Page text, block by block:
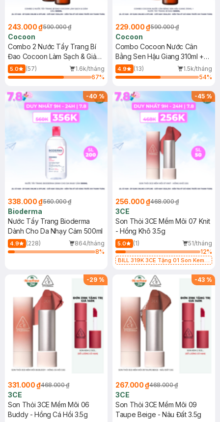
243.000 ₫590.000 ₫
Cocoon
Combo 2 Nước Tẩy Trang Bí
Đao Cocoon Làm Sạch & Giảm
Dầu 500ml
5.0 (57)
1.6k/tháng
67%
229.000 ₫590.000 ₫
Cocoon
Combo Cocoon Nước Cân
Bằng Sen Hậu Giang 310ml +
Nước Tẩy Trang Bí Đao 500ml
4.9 (13)
1.5k/tháng
54%
-40%
338.000 ₫560.000 ₫
Bioderma
Nước Tẩy Trang Bioderma
Dành Cho Da Nhạy Cảm 500ml
4.9 (228)
864/tháng
8%
-45%
256.000 ₫468.000 ₫
3CE
Son Thỏi 3CE Mềm Môi 07 Knit
- Hồng Khô 3.5g
5.0 (1)
51/tháng
12%
BILL 319K 3CE Tặng 01 Son Kem
1.5g (SL có hạn)
-29 %
331.000 ₫468.000 ₫
3CE
Son Thỏi 3CE Mềm Môi 06
Buddy - Hồng Cá Hồi 3.5g
-43 %
267.000 ₫468.000 ₫
3CE
Son Thỏi 3CE Mềm Môi 09
Taupe Beige - Nâu Đất 3.5g